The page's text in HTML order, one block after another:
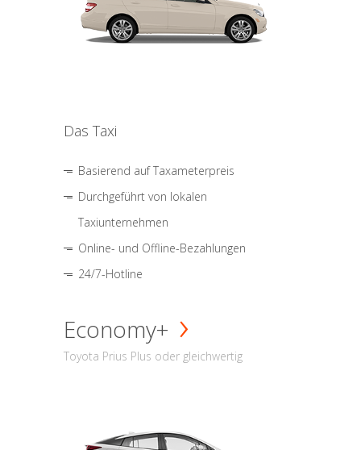
Das Taxi
Basierend auf Taxameterpreis
Durchgeführt von lokalen
Taxiunternehmen
Online- und Offline-Bezahlungen
24/7-Hotline
Economy+
Toyota Prius Plus oder gleichwertig